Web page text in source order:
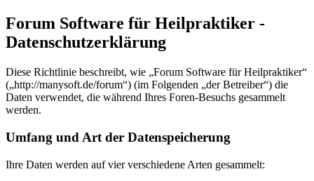
Forum Software für Heilpraktiker -
Datenschutzerklärung
Diese Richtlinie beschreibt, wie „Forum Software für Heilpraktiker“
(„http://manysoft.de/forum“) (im Folgenden „der Betreiber“) die
Daten verwendet, die während Ihres Foren-Besuchs gesammelt
werden.
Umfang und Art der Datenspeicherung
Ihre Daten werden auf vier verschiedene Arten gesammelt: